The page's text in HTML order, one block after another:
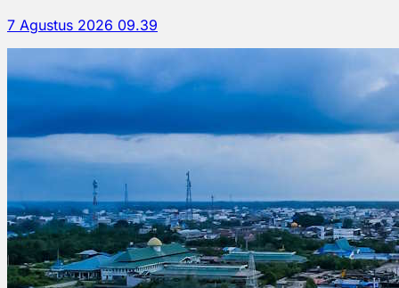
7 Agustus 2026 09.39